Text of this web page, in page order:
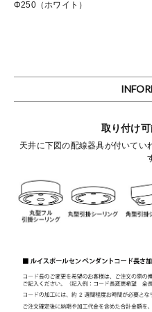
Φ250（ホワイト）
取り付け
天井に下図の配線器具が付いてい